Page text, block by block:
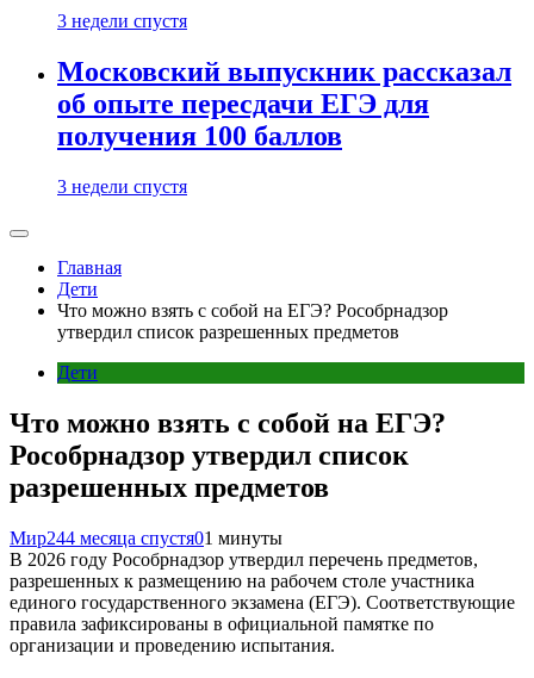
3 недели спустя
Московский выпускник рассказал
об опыте пересдачи ЕГЭ для
получения 100 баллов
3 недели спустя
Главная
Дети
Что можно взять с собой на ЕГЭ? Рособрнадзор
утвердил список разрешенных предметов
Дети
Что можно взять с собой на ЕГЭ?
Рособрнадзор утвердил список
разрешенных предметов
Мир244 месяца спустя01 минуты
В 2026 году Рособрнадзор утвердил перечень предметов,
разрешенных к размещению на рабочем столе участника
единого государственного экзамена (ЕГЭ). Соответствующие
правила зафиксированы в официальной памятке по
организации и проведению испытания.